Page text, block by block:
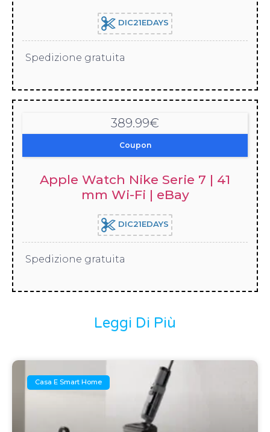
DIC21EDAYS
Spedizione gratuita
389.99€
Coupon
Apple Watch Nike Serie 7 | 41
mm Wi-Fi | eBay
DIC21EDAYS
Spedizione gratuita
Leggi Di Più
Casa E Smart Home